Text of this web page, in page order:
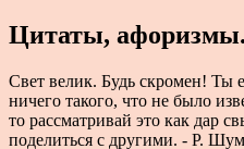
Цитаты,
Свет велик. Будь скромен! Ты
ничего такого, что не было
то рассматривай это как дар
поделиться с другими. - Р.